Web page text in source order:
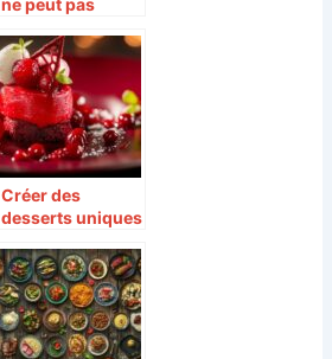
ne peut pas
centrifugeuse ?
Créer des
desserts uniques
comestibles